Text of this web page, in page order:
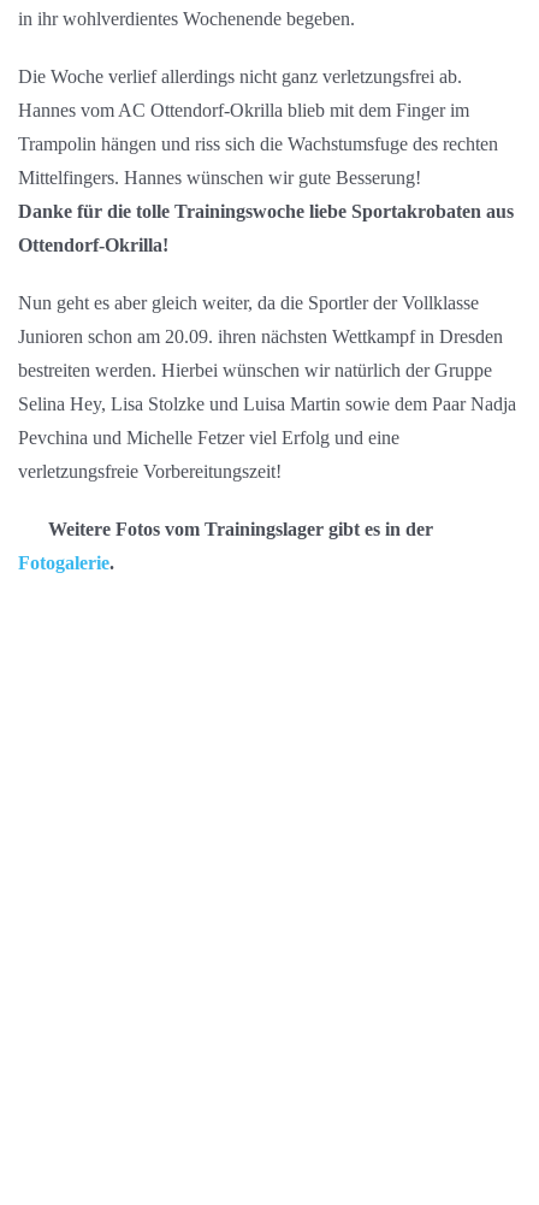
in ihr wohlverdientes Wochenende begeben.
Die Woche verlief allerdings nicht ganz verletzungsfrei ab.
Hannes vom AC Ottendorf-Okrilla blieb mit dem Finger im
Trampolin hängen und riss sich die Wachstumsfuge des rechten
Mittelfingers. Hannes wünschen wir gute Besserung!
Danke für die tolle Trainingswoche liebe Sportakrobaten aus
Ottendorf-Okrilla!
Nun geht es aber gleich weiter, da die Sportler der Vollklasse
Junioren schon am 20.09. ihren nächsten Wettkampf in Dresden
bestreiten werden. Hierbei wünschen wir natürlich der Gruppe
Selina Hey, Lisa Stolzke und Luisa Martin sowie dem Paar Nadja
Pevchina und Michelle Fetzer viel Erfolg und eine
verletzungsfreie Vorbereitungszeit!
Weitere Fotos vom Trainingslager gibt es in der
Fotogalerie.